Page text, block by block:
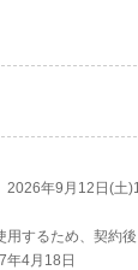
年9月12日(土
するため、契約
年4月18日